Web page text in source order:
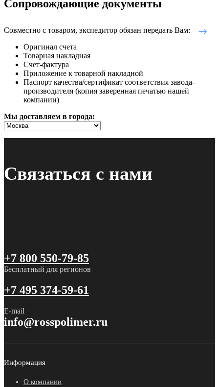
Сопровождающие документы
Совместно с товаром, экспедитор обязан передать Вам:
Оригинал счета
Товарная накладная
Счет-фактура
Приложение к товарной накладной
Паспорт качества/сертификат соответствия завода-
производителя (копия заверенная печатью нашей
компании)
Мы доставляем в города:
Связаться с нами
+7 800 550-79-85
Бесплатный для регионов
+7 495 374-59-61
E-mail
info@rosspolimer.ru
Информация
О компании